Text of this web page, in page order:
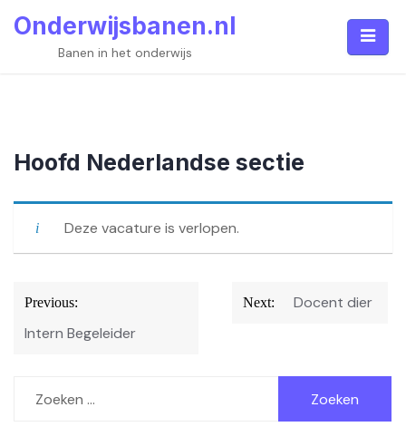
Onderwijsbanen.nl
Banen in het onderwijs
Hoofd Nederlandse sectie
Deze vacature is verlopen.
Bericht
navigatie
Previous:
Intern Begeleider
Next: Docent dier
naar: